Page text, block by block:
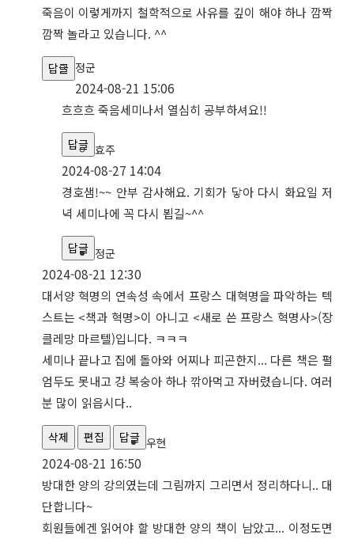
죽음이 이렇게까지 철학적으로 사유를 깊이 해야 하나 깜짝
깜짝 놀라고 있습니다. ^^
답글 정군
2024-08-21 15:06
흐흐흐 죽음세미나서 열심히 공부하셔요!!
답글 효주
2024-08-27 14:04
경호샘!~~ 안부 감사해요. 기회가 닿아 다시 화요일 저
녁 세미나에 꼭 다시 뵙길~^^
답글 정군
2024-08-21 12:30
대서양 혁명의 연속성 속에서 프랑스 대혁명을 파악하는 텍
스트는 <책과 혁명>이 아니고 <새로 쓴 프랑스 혁명사>(장
클레망 마르텔)입니다. ㅋㅋㅋ
세미나 끝나고 집에 돌아와 어찌나 피곤한지... 다른 책은 펼
엄두도 못내고 걍 복숭아 하나 깎아먹고 자버렸습니다. 여러
분 많이 읽읍시다..
삭제 편집 답글 우현
2024-08-21 16:50
방대한 양의 강의였는데 그림까지 그리면서 정리하다니.. 대
단합니다~
회원들에겐 읽어야 할 방대한 양의 책이 남았고... 이정도면